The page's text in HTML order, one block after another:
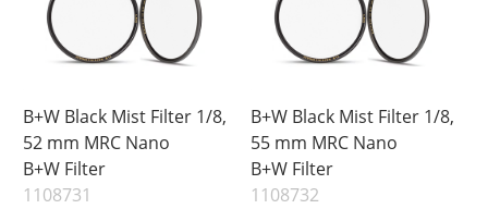
B+W Black Mist Filter 1/8,
52 mm MRC Nano
B+W Filter
1108731
B+W Black Mist Filter 1/8,
55 mm MRC Nano
B+W Filter
1108732